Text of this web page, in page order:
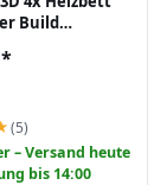
Build
für Ultimaker
*
(5)
– Versand heute
bis 14:00